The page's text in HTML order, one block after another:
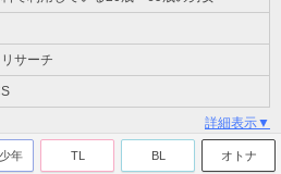
サーチ
詳細表示▼
年 TL BL オトナ